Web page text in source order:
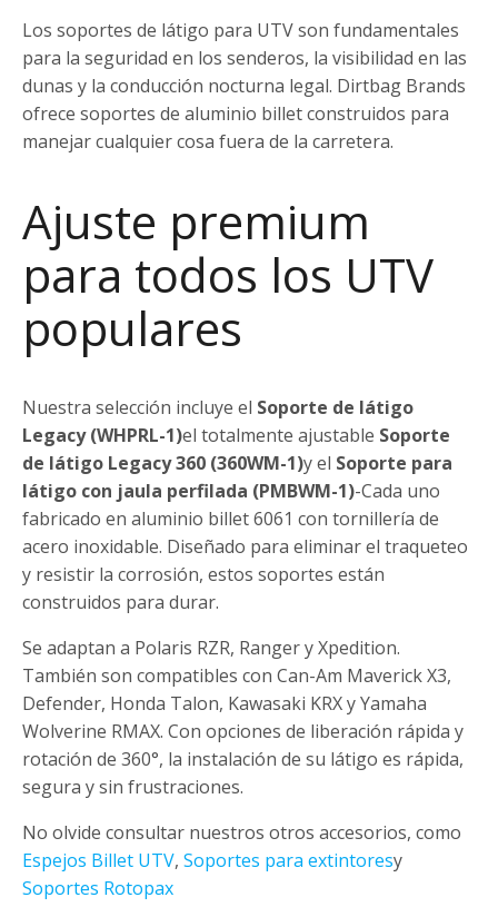
Los soportes de látigo para UTV son fundamentales
para la seguridad en los senderos, la visibilidad en las
dunas y la conducción nocturna legal. Dirtbag Brands
ofrece soportes de aluminio billet construidos para
manejar cualquier cosa fuera de la carretera.
Ajuste premium
para todos los UTV
populares
Nuestra selección incluye el Soporte de látigo
Legacy (WHPRL-1)el totalmente ajustable Soporte
de látigo Legacy 360 (360WM-1)y el Soporte para
látigo con jaula perfilada (PMBWM-1)-Cada uno
fabricado en aluminio billet 6061 con tornillería de
acero inoxidable. Diseñado para eliminar el traqueteo
y resistir la corrosión, estos soportes están
construidos para durar.
Se adaptan a Polaris RZR, Ranger y Xpedition.
También son compatibles con Can-Am Maverick X3,
Defender, Honda Talon, Kawasaki KRX y Yamaha
Wolverine RMAX. Con opciones de liberación rápida y
rotación de 360°, la instalación de su látigo es rápida,
segura y sin frustraciones.
No olvide consultar nuestros otros accesorios, como
Espejos Billet UTV, Soportes para extintoresy
Soportes Rotopax